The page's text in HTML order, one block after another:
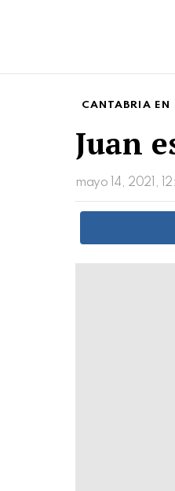
CANTABRIA
Juan
mayo 14, 2021,